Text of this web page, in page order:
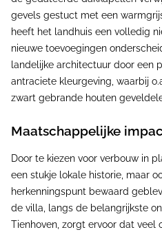
gevels gestuct met een
heeft het landhuis een volledig
nieuwe toevoegingen
landelijke architectuur door een
antraciete kleurgeving, waarbij
zwart gebrande houten
Maatschappelijke
Door te kiezen voor verbouw in
een stukje lokale historie, maar
herkenningspunt bewaard
de villa, langs de belangrijkste
Tienhoven, zorgt ervoor dat veel